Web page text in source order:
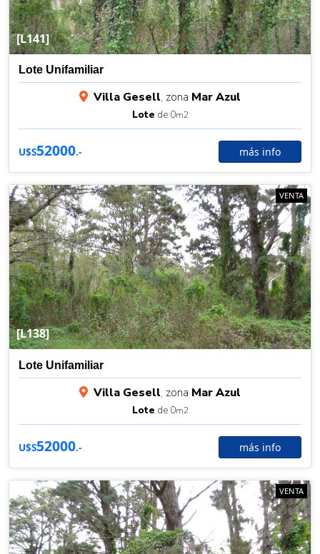
[L141]
Lote Unifamiliar
Villa Gesell, zona Mar Azul
Lote de 0m2
U$S52000.- más info
[L138]
VENTA
Lote Unifamiliar
Villa Gesell, zona Mar Azul
Lote de 0m2
U$S52000.- más info
VENTA